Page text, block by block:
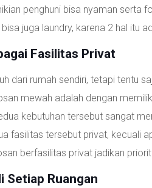
penghuni bisa nyaman serta
juga laundry, karena 2 hal itu
Fasilitas Privat
dari rumah sendiri, tetapi tentu
mewah adalah dengan
kebutuhan tersebut sangat
fasilitas tersebut privat, kecuali
berfasilitas privat jadikan
Setiap Ruangan